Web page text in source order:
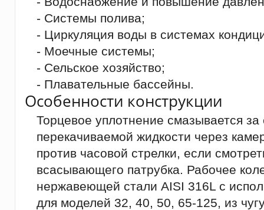
- Системы полива;
- Циркуляция воды в системах
- Моечные системы;
- Сельское хозяйство;
- Плавательные бассейны.
Особенности конструкции
Торцевое уплотнение смазывается за
перекачиваемой жидкости через
против часовой стрелки, если
всасывающего патрубка. Рабочее
нержавеющей стали AISI 316L с
для моделей 32, 40, 50, 65-125, из